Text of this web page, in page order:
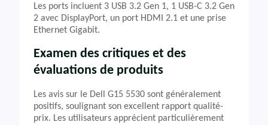
Les ports incluent 3 USB 3.2 Gen 1, 1 USB-C 3.2 Gen
2 avec DisplayPort, un port HDMI 2.1 et une prise
Ethernet Gigabit.
Examen des critiques et des
évaluations de produits
Les avis sur le Dell G15 5530 sont généralement
positifs, soulignant son excellent rapport qualité-
prix. Les utilisateurs apprécient particulièrement